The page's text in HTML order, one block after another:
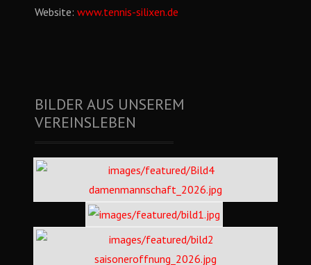
Website: www.tennis-silixen.de
BILDER AUS UNSEREM
VEREINSLEBEN